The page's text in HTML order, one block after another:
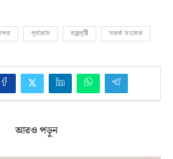
পূর্বাভাস বজ্রবৃষ্টি সতর্ক সংকেত
আরও পড়ুন